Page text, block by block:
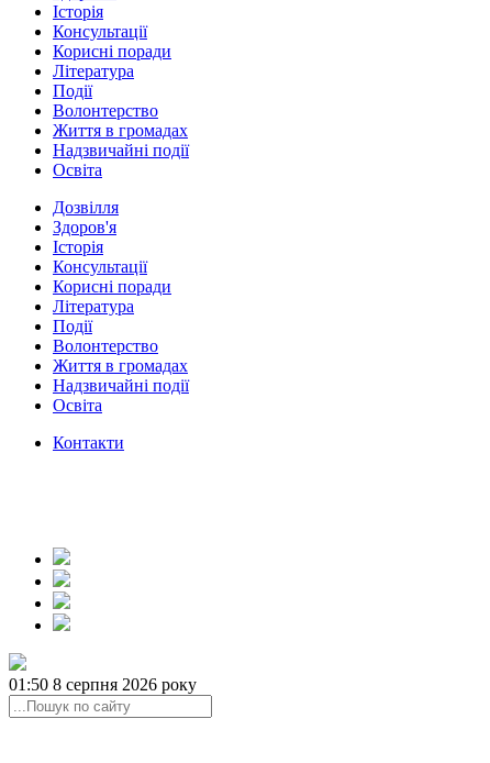
Історія
Консультації
Корисні поради
Література
Події
Волонтерство
Життя в громадах
Надзвичайні події
Освіта
Дозвілля
Здоров'я
Історія
Консультації
Корисні поради
Література
Події
Волонтерство
Життя в громадах
Надзвичайні події
Освіта
Контакти
01:50 8 серпня 2026 року